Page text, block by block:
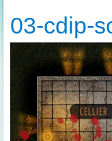
03-cdip-